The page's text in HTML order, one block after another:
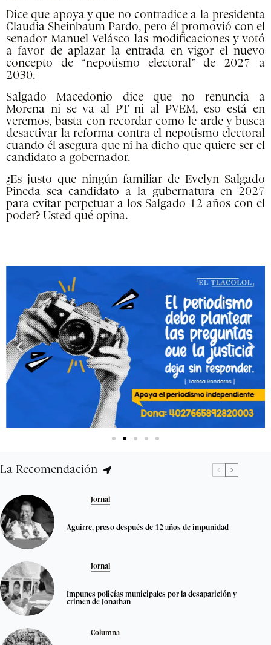
Dice que apoya y que no contradice a la presidenta
Claudia Sheinbaum Pardo, pero él promovió con el
senador Manuel Velásco las modificaciones y votó
a favor de aplazar la entrada en vigor el nuevo
concepto de “nepotismo electoral” de 2027 a
2030.
Salgado Macedonio dice que no renuncia a
Morena ni se va al PT ni al PVEM, eso está en
veremos, basta con recordar como le arde y busca
desactivar la reforma contra el nepotismo electoral
cuando él asegura que ni ha dicho que quiere ser el
candidato a gobernador.
¿Es justo que ningún familiar de Evelyn Salgado
Pineda sea candidato a la gubernatura en 2027
para evitar perpetuar a los Salgado 12 años con el
poder? Usted qué opina.
La Recomendación
Jornal
Aguirre, preso después de 12 años de impunidad
Jornal
Impunes policías municipales por la desaparición y
crimen de Jonathan
Columna